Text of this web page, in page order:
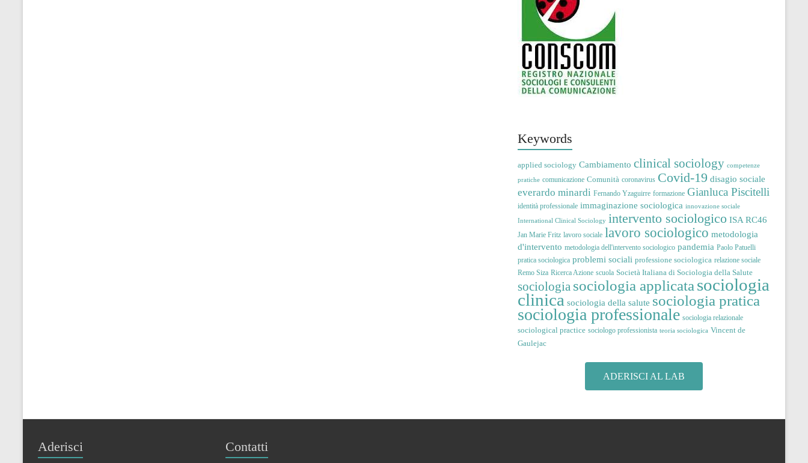
Keywords
applied sociology Cambiamento clinical sociology competenze
pratiche comunicazione Comunità coronavirus Covid-19 disagio sociale
everardo minardi Fernando Yzaguirre formazione Gianluca Piscitelli
identità professionale immaginazione sociologica innovazione sociale
International Clinical Sociology intervento sociologico ISA RC46
Jan Marie Fritz lavoro sociale lavoro sociologico metodologia
d'intervento metodologia dell'intervento sociologico pandemia Paolo Patuelli
pratica sociologica problemi sociali professione sociologica relazione sociale
Remo Siza Ricerca Azione scuola Società Italiana di Sociologia della Salute
sociologia sociologia applicata sociologia
clinica sociologia della salute sociologia pratica
sociologia professionale sociologia relazionale
sociological practice sociologo professionista teoria sociologica Vincent de
Gaulejac
ADERISCI AL LAB
Aderisci Contatti